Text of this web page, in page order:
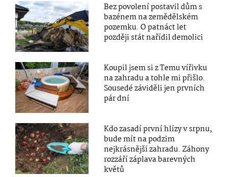
Bez povolení postavil dům s
bazénem na zemědělském
pozemku. O patnáct let
později stát nařídil demolici
Koupil jsem si z Temu vířivku
na zahradu a tohle mi přišlo.
Sousedé záviděli jen prvních
pár dní
Kdo zasadí první hlízy v srpnu,
bude mít na podzim
nejkrásnější zahradu. Záhony
rozzáří záplava barevných
květů